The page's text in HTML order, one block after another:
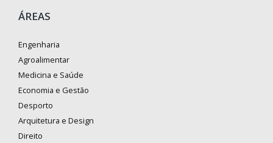
ÁREAS
Engenharia
Agroalimentar
Medicina e Saúde
Economia e Gestão
Desporto
Arquitetura e Design
Direito